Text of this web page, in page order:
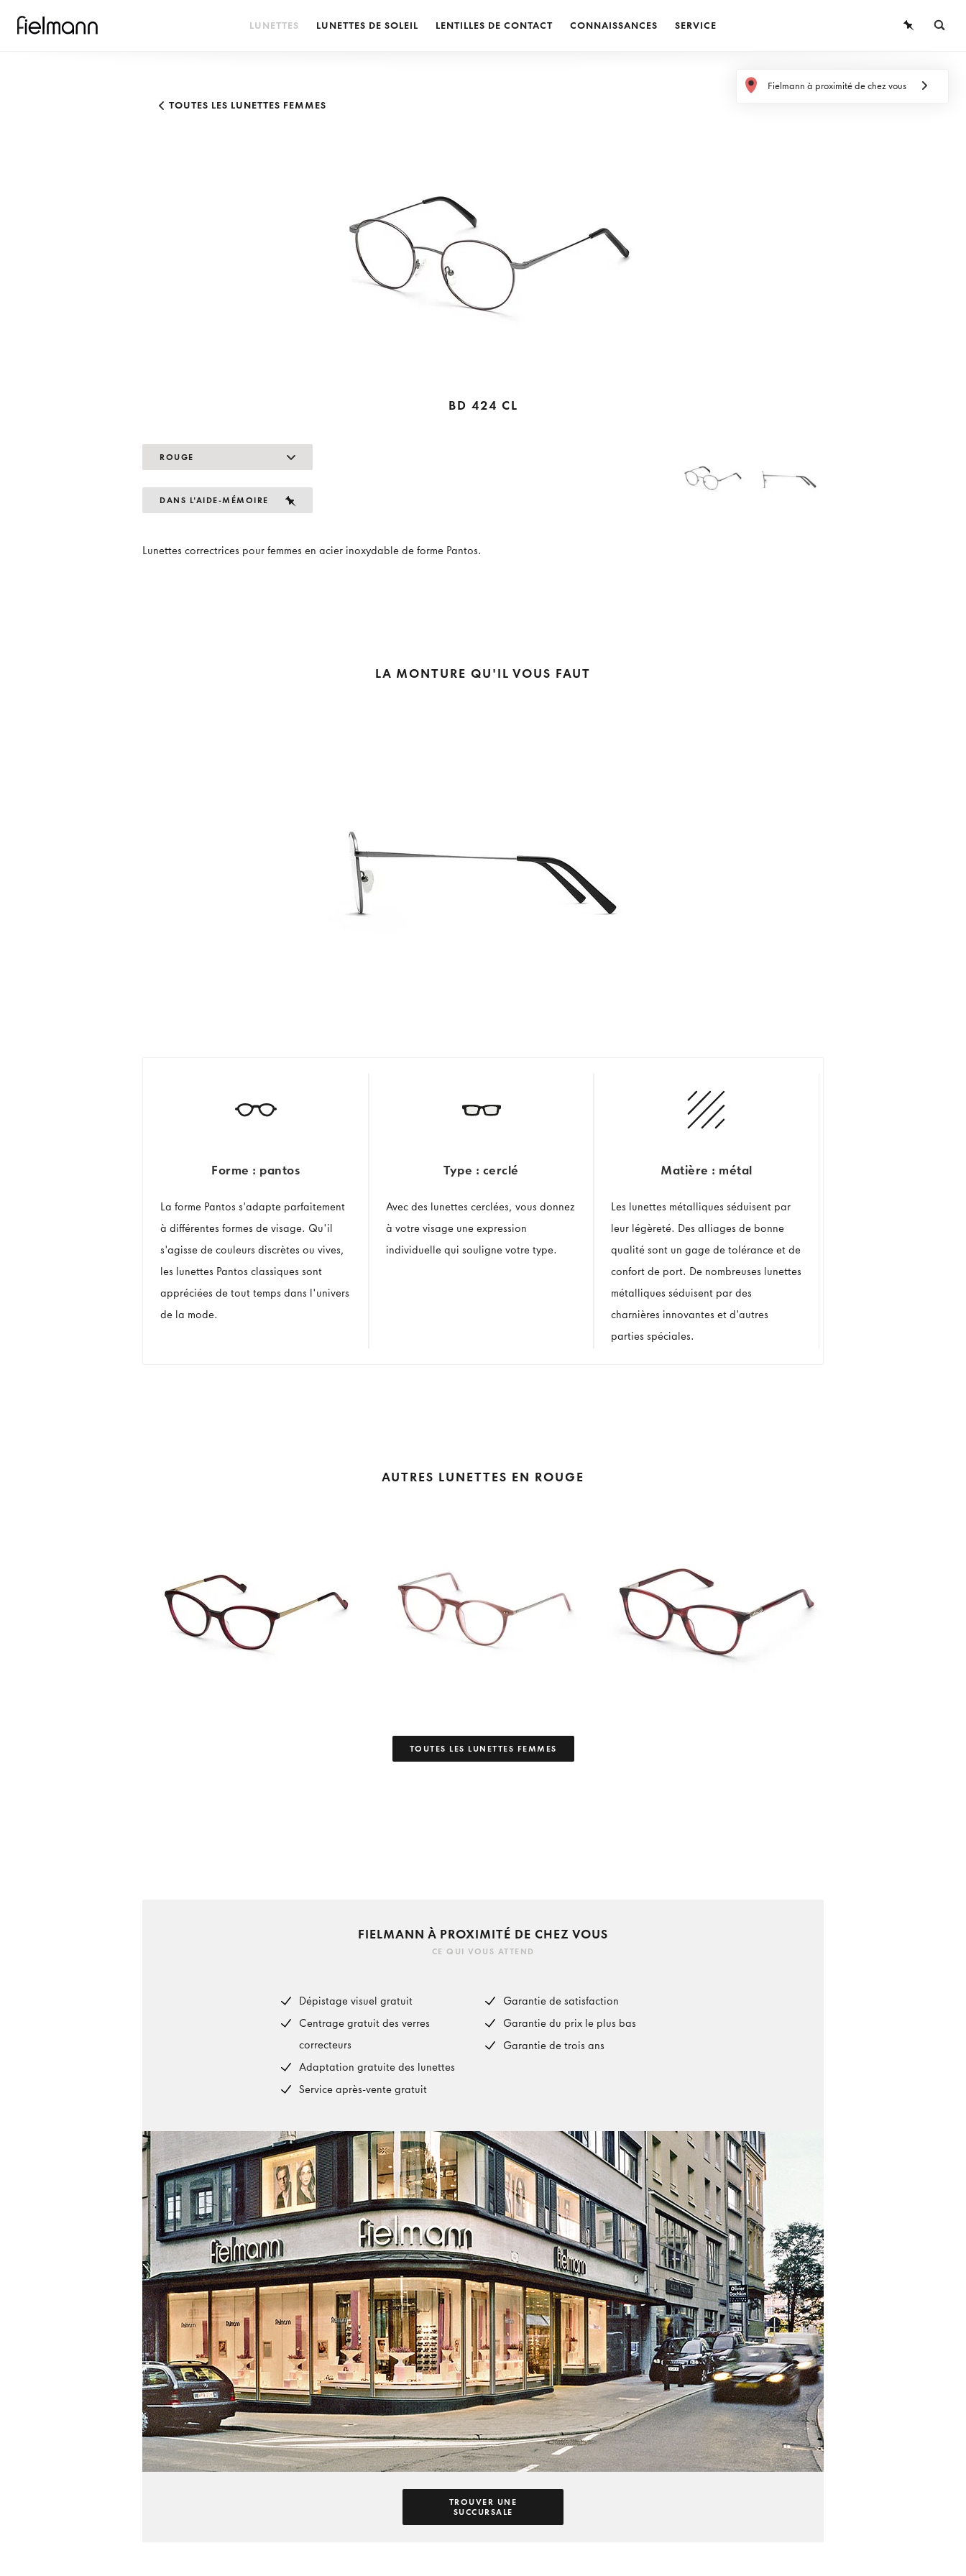
LUNETTES LUNETTES DE SOLEIL LENTILLES DE CONTACT CONNAISSANCES SERVICE
Fielmann à proximité de chez vous
TOUTES LES LUNETTES FEMMES
BD 424 CL
ROUGE
DANS L'AIDE-MÉMOIRE
Lunettes correctrices pour femmes en acier inoxydable de forme Pantos.
LA MONTURE QU'IL VOUS FAUT
Forme : pantos
La forme Pantos s'adapte parfaitement
à différentes formes de visage. Qu'il
s'agisse de couleurs discrètes ou vives,
les lunettes Pantos classiques sont
appréciées de tout temps dans l'univers
de la mode.
Type : cerclé
Avec des lunettes cerclées, vous donnez
à votre visage une expression
individuelle qui souligne votre type.
Matière : métal
Les lunettes métalliques séduisent par
leur légèreté. Des alliages de bonne
qualité sont un gage de tolérance et de
confort de port. De nombreuses lunettes
métalliques séduisent par des
charnières innovantes et d'autres
parties spéciales.
AUTRES LUNETTES EN ROUGE
TOUTES LES LUNETTES FEMMES
FIELMANN À PROXIMITÉ DE CHEZ VOUS
CE QUI VOUS ATTEND
Dépistage visuel gratuit
Centrage gratuit des verres
correcteurs
Adaptation gratuite des lunettes
Service après-vente gratuit
Garantie de satisfaction
Garantie du prix le plus bas
Garantie de trois ans
TROUVER UNE
SUCCURSALE